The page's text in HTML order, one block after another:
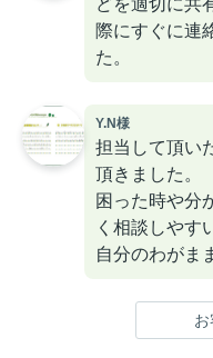
どを適切に共
際にすぐに連
た。
Y.N様
担当して頂い
頂きました。
困った時や分
く相談しやす
自分のわがま
を見て下さり
渡邉さんもこ